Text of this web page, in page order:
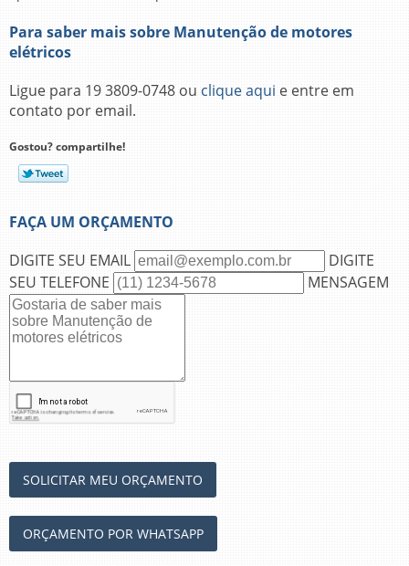
Para saber mais sobre Manutenção de motores
elétricos
Ligue para 19 3809-0748 ou clique aqui e entre em
contato por email.
Gostou? compartilhe!
FAÇA UM ORÇAMENTO
DIGITE SEU EMAIL
DIGITE
SEU TELEFONE
MENSAGEM
SOLICITAR MEU ORÇAMENTO
ORÇAMENTO POR WHATSAPP